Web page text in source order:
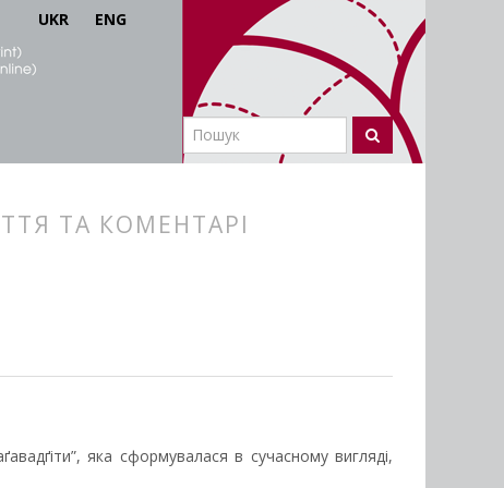
UKR ENG
ТА КОМЕНТАРІ
яка сформувалася в сучасному вигляді,